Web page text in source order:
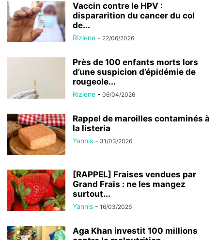
Vaccin contre le HPV :
dispararition du cancer du col
de...
Rizlene - 22/06/2026
Près de 100 enfants morts lors
d’une suspicion d’épidémie de
rougeole...
Rizlene - 06/04/2026
Rappel de maroilles contaminés à
la listeria
Yannis - 31/03/2026
[RAPPEL] Fraises vendues par
Grand Frais : ne les mangez
surtout...
Yannis - 16/03/2026
Aga Khan investit 100 millions